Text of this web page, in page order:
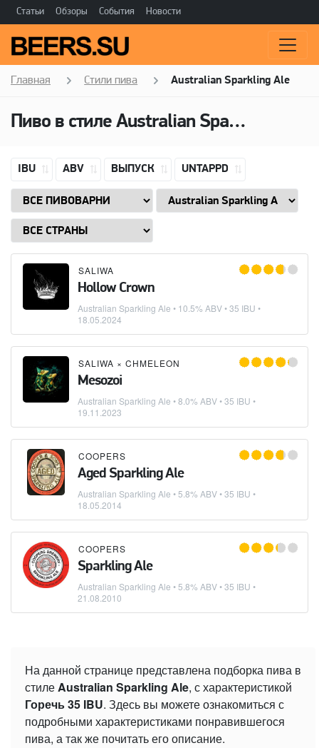
Статьи Обзоры События Новости
Главная Стили пива Australian Sparkling Ale
Пиво в стиле Australian Sparkling Ale, Горечь: 35 IBU
IBU ABV ВЫПУСК UNTAPPD
SALIWA
Hollow Crown
Australian Sparkling Ale • 10.5% ABV • 35 IBU •
18.05.2024
SALIWA × CHMELEON
Mesozoi
Australian Sparkling Ale • 8.0% ABV • 35 IBU •
19.11.2023
COOPERS
Aged Sparkling Ale
Australian Sparkling Ale • 5.8% ABV • 35 IBU •
18.05.2014
COOPERS
Sparkling Ale
Australian Sparkling Ale • 5.8% ABV • 35 IBU •
21.08.2010
На данной странице представлена подборка пива в
стилеAustralian Sparkling Ale, с характеристикой
Горечь 35 IBU. Здесь вы можете ознакомиться с
подробными характеристиками понравившегося
пива, а так же почитать его описание.